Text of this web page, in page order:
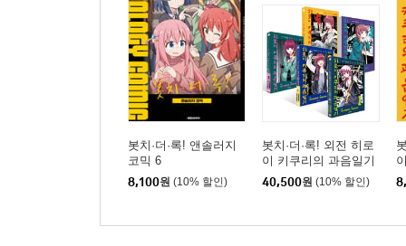
봇치·더·록! 앤솔러지
코믹 6
8,100원 (10% 할인)
봇치·더·록! 외전 히로
이 키쿠리의 과음일기
1~5권 세트
40,500원 (10% 할인)
5